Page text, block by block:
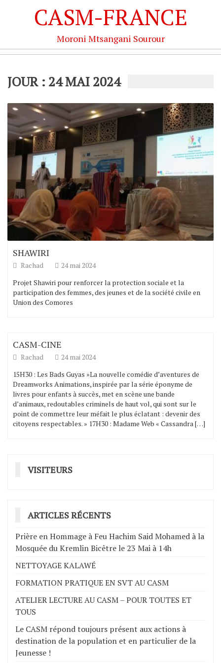
CASM-FRANCE
Moroni Mtsangani Sourour
JOUR : 24 MAI 2024
SHAWIRI
Rachad
24 mai 2024
Projet Shawiri pour renforcer la protection sociale et la
participation des femmes, des jeunes et de la société civile en
Union des Comores
CASM-CINE
Rachad
24 mai 2024
15H30 : Les Bads Guyas »La nouvelle comédie d’aventures de
Dreamworks Animations, inspirée par la série éponyme de
livres pour enfants à succès, met en scène une bande
d’animaux, redoutables criminels de haut vol, qui sont sur le
point de commettre leur méfait le plus éclatant : devenir des
citoyens respectables. » 17H30 : Madame Web « Cassandra […]
VISITEURS
ARTICLES RÉCENTS
Prière en Hommage à Feu Hachim Said Mohamed à la
Mosquée du Kremlin Bicêtre le 23 Mai à 14h
NETTOYAGE KALAWÉ
FORMATION PRATIQUE EN SVT AU CASM
ATELIER LECTURE AU CASM – POUR TOUTES ET
TOUS
Le CASM répond toujours présent aux actions à
destination de la population et en particulier de la
Jeunesse !